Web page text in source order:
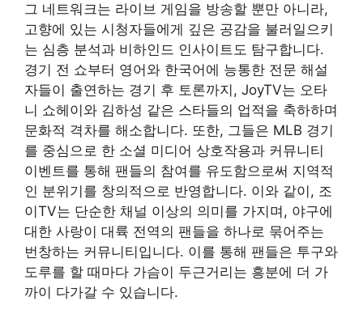
그 네트워크는 라이브 게임을 방송할 뿐만 아니라,
고향에 있는 시청자들에게 깊은 공감을 불러일으키
는 심층 분석과 비하인드 인사이트도 탐구합니다.
경기 전 쇼부터 영어와 한국어에 능통한 전문 해설
자들이 출연하는 경기 후 토론까지, JoyTV는 오타
니 쇼헤이와 김하성 같은 스타들의 업적을 축하하며
문화적 격차를 해소합니다. 또한, 그들은 MLB 경기
를 중심으로 한 소셜 미디어 상호작용과 커뮤니티
이벤트를 통해 팬들의 참여를 유도함으로써 지역적
인 분위기를 창의적으로 반영합니다. 이와 같이, 조
이TV는 단순한 채널 이상의 의미를 가지며, 야구에
대한 사랑이 대륙 전역의 팬들을 하나로 묶어주는
번창하는 커뮤니티입니다. 이를 통해 팬들은 투구와
도루를 할 때마다 가슴이 두근거리는 흥분에 더 가
까이 다가갈 수 있습니다.